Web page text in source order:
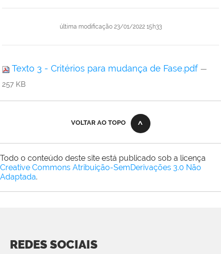
última modificação23/01/2022 15h33
Texto 3 - Critérios para mudança de Fase.pdf —
257 KB
VOLTAR AO TOPO
Todo o conteúdo deste site está publicado sob a licença
Creative Commons Atribuição-SemDerivações 3.0 Não
Adaptada.
REDES SOCIAIS